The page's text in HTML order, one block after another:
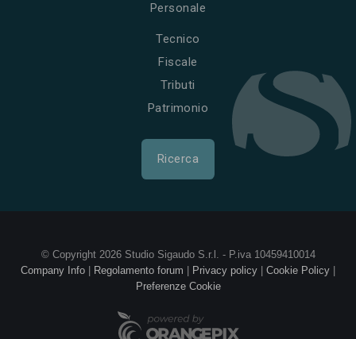
Personale
Tecnico
Fiscale
Tributi
Patrimonio
Ricerca
© Copyright 2026 Studio Sigaudo S.r.l. - P.iva 10459410014
Company Info
Regolamento forum Privacy policy Cookie Policy
Preferenze Cookie